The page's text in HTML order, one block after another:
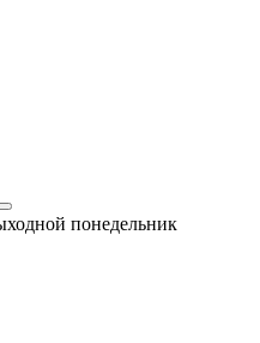
понедельник